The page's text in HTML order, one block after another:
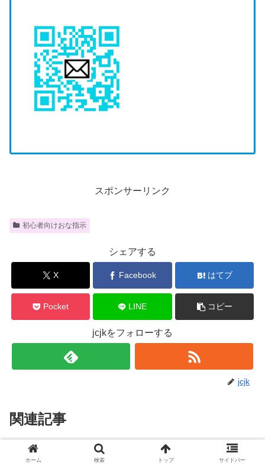
スポンサーリンク
初心者向けおな指示
シェアする
X Facebook はてブ
Pocket LINE コピー
jcjkをフォローする
jcjk
関連記事
初心者向けおな指示 スーパーボールごろごろオナニー
ホーム 検索 トップ サイドバー